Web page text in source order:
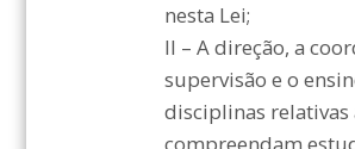
nesta Lei;
II – A direção, a
supervisão e o
disciplinas relativas